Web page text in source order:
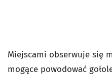
Miejscami obserwuje się
mogące powodować